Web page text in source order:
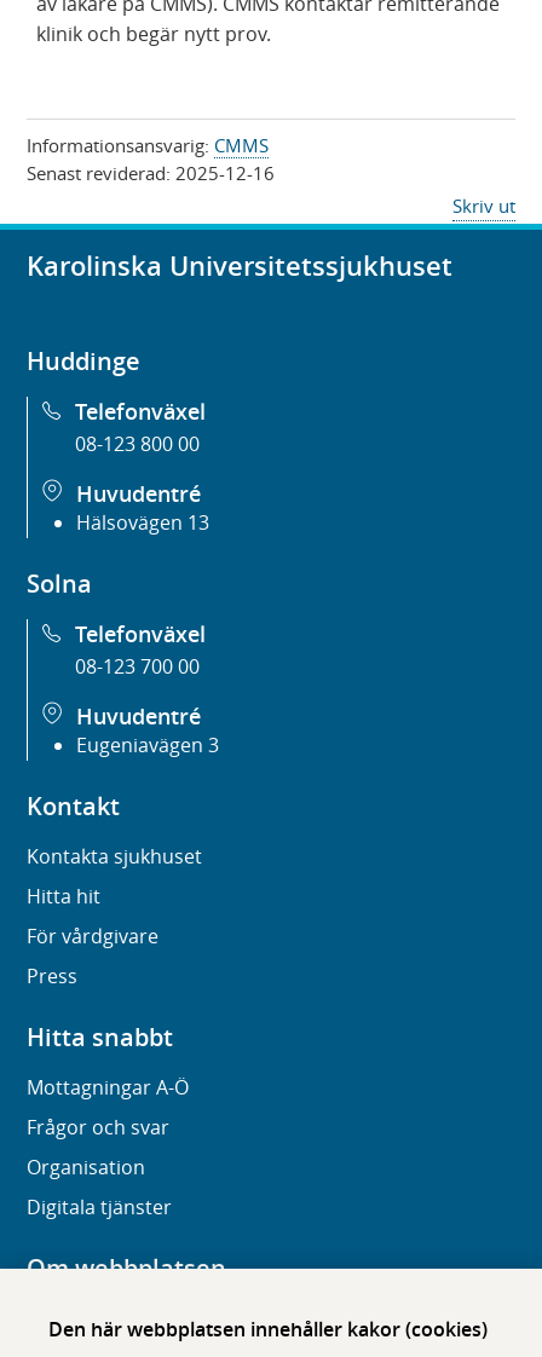
Den här webbplatsen innehåller kakor (cookies)
klinik och begär nytt prov.
Informationsansvarig: CMMS
Senast reviderad:2025-12-16
Skriv ut
Karolinska Universitetssjukhuset
Huddinge
Telefonväxel
08-123 800 00
Huvudentré
Hälsovägen 13
Solna
Telefonväxel
08-123 700 00
Huvudentré
Eugeniavägen 3
Kontakt
Kontakta sjukhuset
Hitta hit
För vårdgivare
Press
Hitta snabbt
Mottagningar A-Ö
Frågor och svar
Organisation
Digitala tjänster
Om webbplatsen
Om karolinska.se